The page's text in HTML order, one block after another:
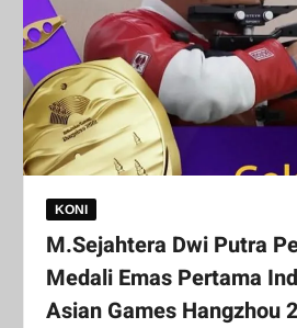
KONI
M.Sejahtera Dwi Putra
Medali Emas Pertama
Asian Games Hangzhou